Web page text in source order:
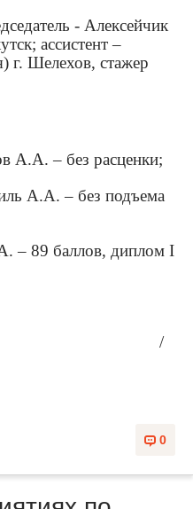
- Алексейчик
ассистент –
г. Шелехов, стажер
А.А. – без расценки;
А.А. – без подъема
– 89 баллов, диплом I
ИООООиР /
0